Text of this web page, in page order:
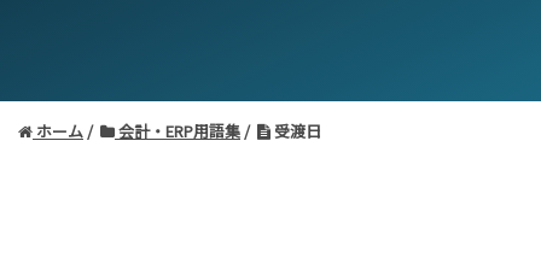
ホーム 会計・ERP用語集 受渡日